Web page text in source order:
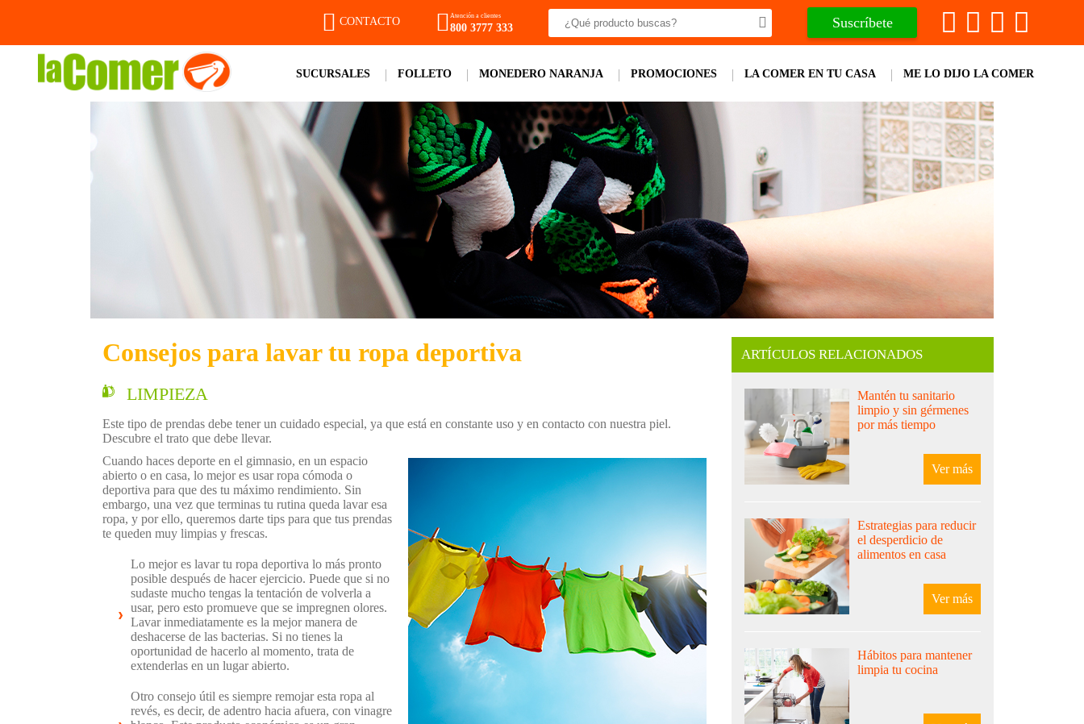
CONTACTO
Atención a clientes
800 3777 333 Suscríbete
SUCURSALES FOLLETO MONEDERO NARANJA PROMOCIONES LA COMER EN TU CASA ME LO DIJO LA COMER
Consejos para lavar tu ropa deportiva
LIMPIEZA
Este tipo de prendas debe tener un cuidado especial, ya que está en constante uso y en contacto con nuestra piel.
Descubre el trato que debe llevar.
Cuando haces deporte en el gimnasio, en un espacio
abierto o en casa, lo mejor es usar ropa cómoda o
deportiva para que des tu máximo rendimiento. Sin
embargo, una vez que terminas tu rutina queda lavar esa
ropa, y por ello, queremos darte tips para que tus prendas
te queden muy limpias y frescas.
Lo mejor es lavar tu ropa deportiva lo más pronto
posible después de hacer ejercicio. Puede que si no
sudaste mucho tengas la tentación de volverla a
usar, pero esto promueve que se impregnen olores.
Lavar inmediatamente es la mejor manera de
deshacerse de las bacterias. Si no tienes la
oportunidad de hacerlo al momento, trata de
extenderlas en un lugar abierto.
Otro consejo útil es siempre remojar esta ropa al
revés, es decir, de adentro hacia afuera, con vinagre
ARTÍCULOS RELACIONADOS
mantén tu sanitario
limpio y sin gérmenes
por más tiempo
Ver más
estrategias para reducir
el desperdicio de
alimentos en casa
Ver más
hábitos para mantener
limpia tu cocina